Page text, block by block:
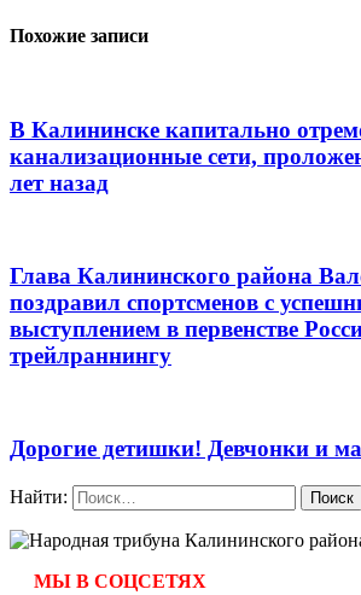
Похожие записи
В Калининске капитально
канализационные сети,
лет назад
Глава Калининского района
поздравил спортсменов с
выступлением в первенстве
трейлраннингу
Дорогие детишки! Девчонки и
Найти:
МЫ В СОЦСЕТЯХ